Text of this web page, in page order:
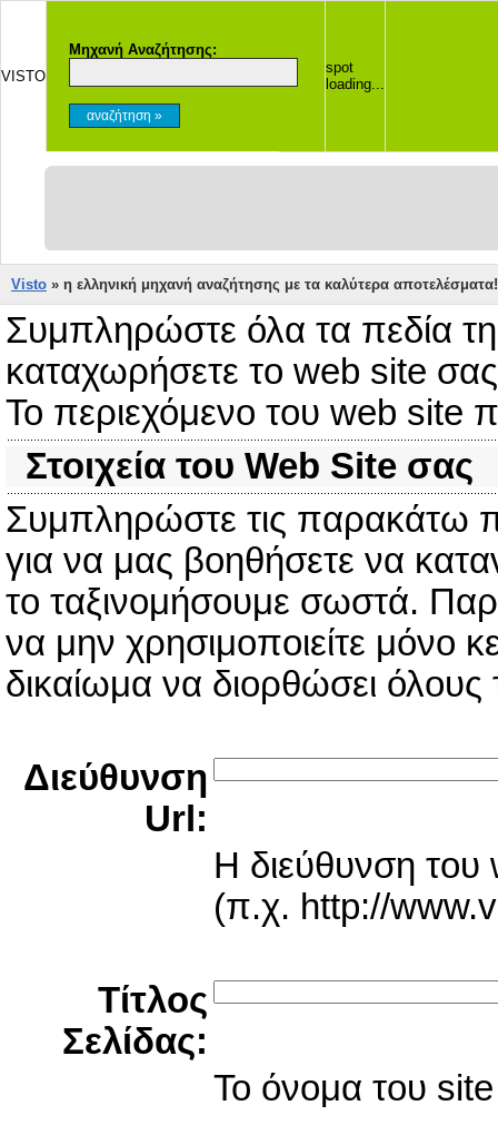
VISTO
Μηχανή Αναζήτησης:
spot
loading...
Visto » η ελληνική μηχανή αναζήτησης με τα καλύτερα αποτελέσματα!
Συμπληρώστε όλα τα πεδία
καταχωρήσετε το web site
Το περιεχόμενο του web site
Στοιχεία του Web Site σας
Συμπληρώστε τις παρακάτω
για να μας βοηθήσετε να
το ταξινομήσουμε σωστά.
να μην χρησιμοποιείτε μόνο
δικαίωμα να διορθώσει όλους
Διεύθυνση
Url:
Η διεύθυνση
(π.χ. http://
Τίτλος
Σελίδας:
Το όνομα του